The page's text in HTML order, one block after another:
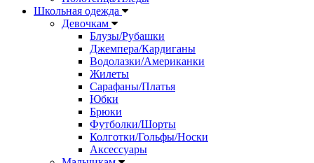
Школьная одежда
Девочкам
Блузы/Рубашки
Джемпера/Кардиганы
Водолазки/Американки
Жилеты
Сарафаны/Платья
Юбки
Брюки
Футболки/Шорты
Колготки/Гольфы/Носки
Аксессуары